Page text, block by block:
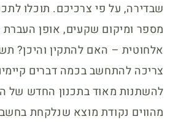
שבדירה, על פי צרכיכם. תוכלו
מספר ומיקום שקעים, אופן העברת
אלחוטית – האם להתקין והיכן?
צריכה להתחשב בכמה דברים
להשתנות מאוד בתכנון החדש של
מהווים נקודת מוצא שנלקחת